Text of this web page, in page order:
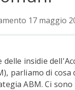
17 maggio
delle insidie
parliamo di cosa
ABM. Ci sono